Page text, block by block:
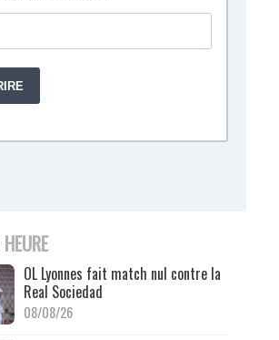
OL Lyonnes fait match nul contre la
Real Sociedad
08/08/26